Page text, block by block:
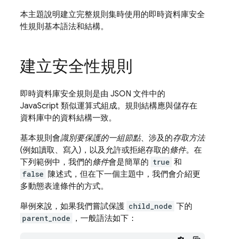
本主題說明建立完整規則集時使用的即時資料庫安全
性規則基本語法和結構。
建立安全性規則
即時資料庫安全規則是由 JSON 文件中的
JavaScript 類似運算式組成。規則結構應與儲存在
資料庫中的資料結構一致。
基本規則會識別要保護的一組節點、涉及的存取方法
(例如讀取、寫入)，以及允許或拒絕存取的條件。在
下列範例中，我們的條件會是簡單的 true 和
false 陳述式，但在下一個主題中，我們會介紹更
多動態表達條件的方式。
舉例來說，如果我們嘗試保護 child_node 下的
parent_node ，一般語法如下：